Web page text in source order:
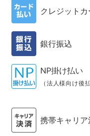
クレジットカ
銀行振込
NP掛け払い
（法人様向け後
携帯キャリア